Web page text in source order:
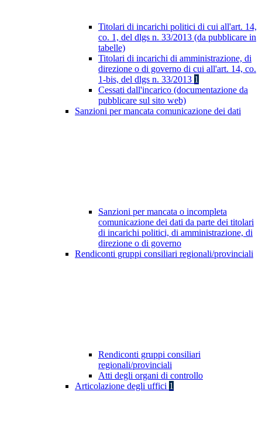
Titolari di incarichi politici di cui all'art. 14,
co. 1, del dlgs n. 33/2013 (da pubblicare in
tabelle)
Titolari di incarichi di amministrazione, di
direzione o di governo di cui all'art. 14, co.
1-bis, del dlgs n. 33/2013 1
Cessati dall'incarico (documentazione da
pubblicare sul sito web)
Sanzioni per mancata comunicazione dei dati
Sanzioni per mancata o incompleta
comunicazione dei dati da parte dei titolari
di incarichi politici, di amministrazione, di
direzione o di governo
Rendiconti gruppi consiliari regionali/provinciali
Rendiconti gruppi consiliari
regionali/provinciali
Atti degli organi di controllo
Articolazione degli uffici 1